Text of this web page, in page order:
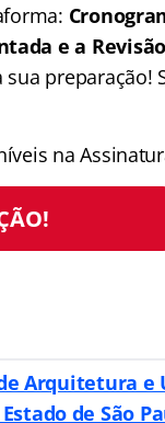
e a
preparação!
na
Arquitetura e
de São